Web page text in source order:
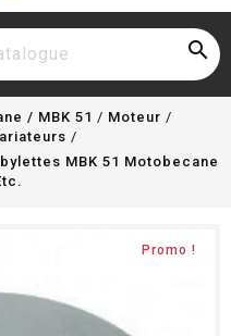

/ MBK 51
Moteur
MBK 51 Motobecane
Promo !